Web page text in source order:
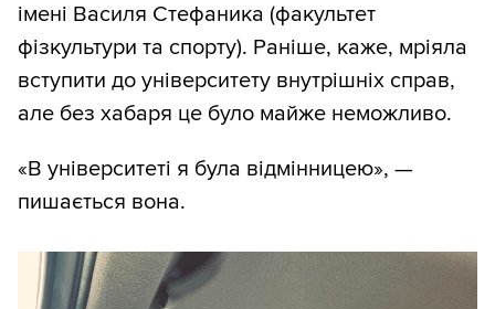
імені Василя Стефаника (факультет
фізкультури та спорту). Раніше, каже, мріяла
вступити до університету внутрішніх справ,
але без хабаря це було майже неможливо.
«В університеті я була відмінницею», —
пишається вона.